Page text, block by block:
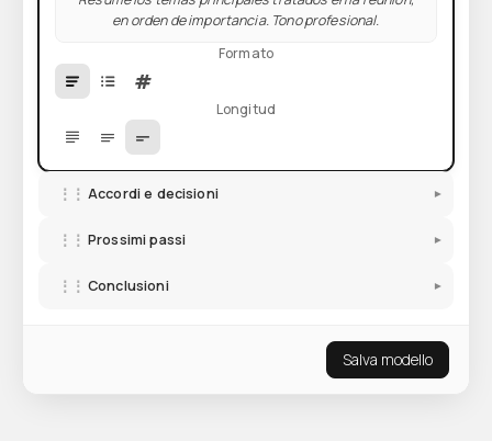
en orden de importancia. Tono profesional.
Formato
#
Longitud
⋮⋮ Accordi e decisioni ▾
⋮⋮ Prossimi passi ▾
⋮⋮ Conclusioni ▾
Salva modello